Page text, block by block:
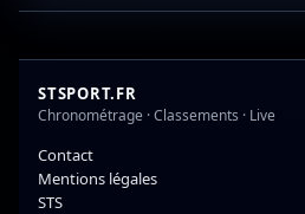
STSPORT.FR
Chronométrage · Classements · Live
Contact
Mentions légales
STS